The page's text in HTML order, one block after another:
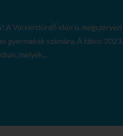
A Várkertfürdő idén is megszervezi
gyermekek számára. A tábor 2023.
melyek...